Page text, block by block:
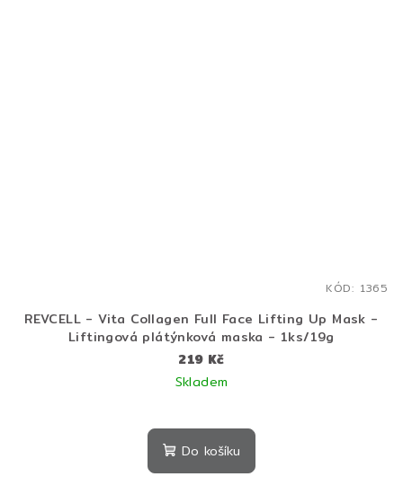
REVCELL - Vita Collagen Full Face Lifting Up Mask -
Liftingová plátýnková maska - 1ks/19g
219 Kč
Skladem
Do košíku
KÓD: 1365